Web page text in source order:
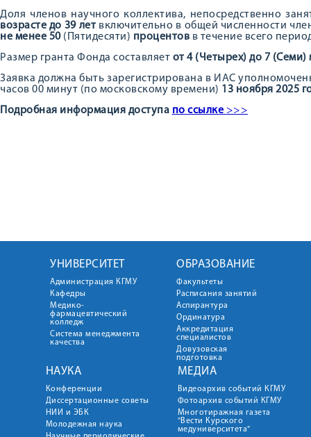
Доля членов научного коллектива, непосредственно
возрасте до 39 лет включительно в общей численности
не менее 50(Пятидесяти) процентов в течение всего
Размер гранта Фонда составляет от 4 (Четырех) до 7
Заявка должна быть зарегистрирована в ИАС
часов 00 минут (по московскому времени) 13 ноября 2025
Подробная информация доступа по ссылке >>>
УНИВЕРСИТЕТ
Администрация КГМУ
Кафедры
Медико-
фармацевтический
колледж
Система менеджмента
качества
ОБРАЗОВАНИЕ
Факультеты
Расписания занятий
Аспирантура
Ординатура
Аккредитация
специалистов
Довузовская
подготовка
НАУКА
Конференции
Диссертационные советы
НИИ и ЭБК
Молодежная наука
МЕДИА
Видеоархив событий КГМУ
Фотоархив событий КГМУ
Многотиражная газета
"Вести Курского
медуниверситета"